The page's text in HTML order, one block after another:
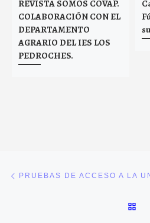
REVISTA SOMOS COVAP.
COLABORACIÓN CON EL
DEPARTAMENTO
AGRARIO DEL IES LOS
PEDROCHES.
Navegación de